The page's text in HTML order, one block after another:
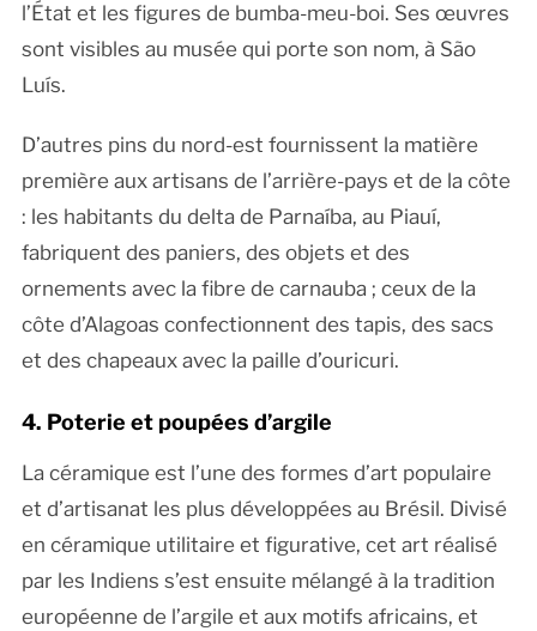
l’État et les figures de bumba-meu-boi. Ses œuvres
sont visibles au musée qui porte son nom, à São
Luís.
D’autres pins du nord-est fournissent la matière
première aux artisans de l’arrière-pays et de la côte
: les habitants du delta de Parnaíba, au Piauí,
fabriquent des paniers, des objets et des
ornements avec la fibre de carnauba ; ceux de la
côte d’Alagoas confectionnent des tapis, des sacs
et des chapeaux avec la paille d’ouricuri.
4. Poterie et poupées d’argile
La céramique est l’une des formes d’art populaire
et d’artisanat les plus développées au Brésil. Divisé
en céramique utilitaire et figurative, cet art réalisé
par les Indiens s’est ensuite mélangé à la tradition
européenne de l’argile et aux motifs africains, et